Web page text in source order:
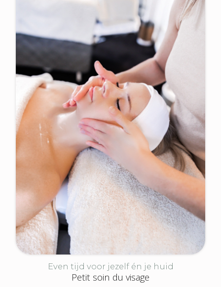
Even tijd voor jezelf én je huid
Petit soin du visage